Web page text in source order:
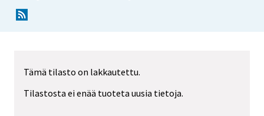
Tämä tilasto on lakkautettu.
Tilastosta ei enää tuoteta uusia tietoja.